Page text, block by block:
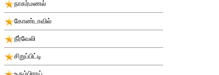
நாகர்மணல்
கோண்டாவில்
நீர்வேலி
சிறுப்பிட்டி
உரும்பிராய்